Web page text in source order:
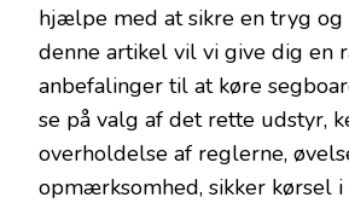
hjælpe med at sikre en tryg og
denne artikel vil vi give dig en
anbefalinger til at køre
se på valg af det rette udstyr,
overholdelse af reglerne,
opmærksomhed, sikker kørsel i